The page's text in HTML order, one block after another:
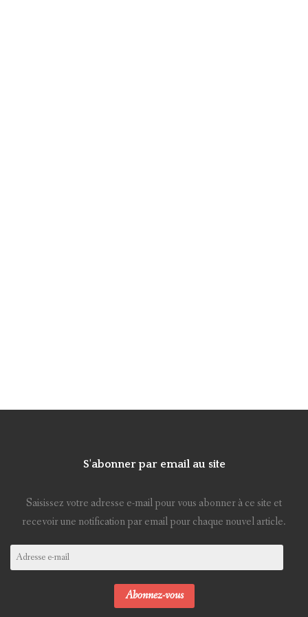
S'abonner par email au site
Saisissez votre adresse e-mail pour vous abonner à ce site et
recevoir une notification par email pour chaque nouvel article.
Adresse
Abonnez-vous